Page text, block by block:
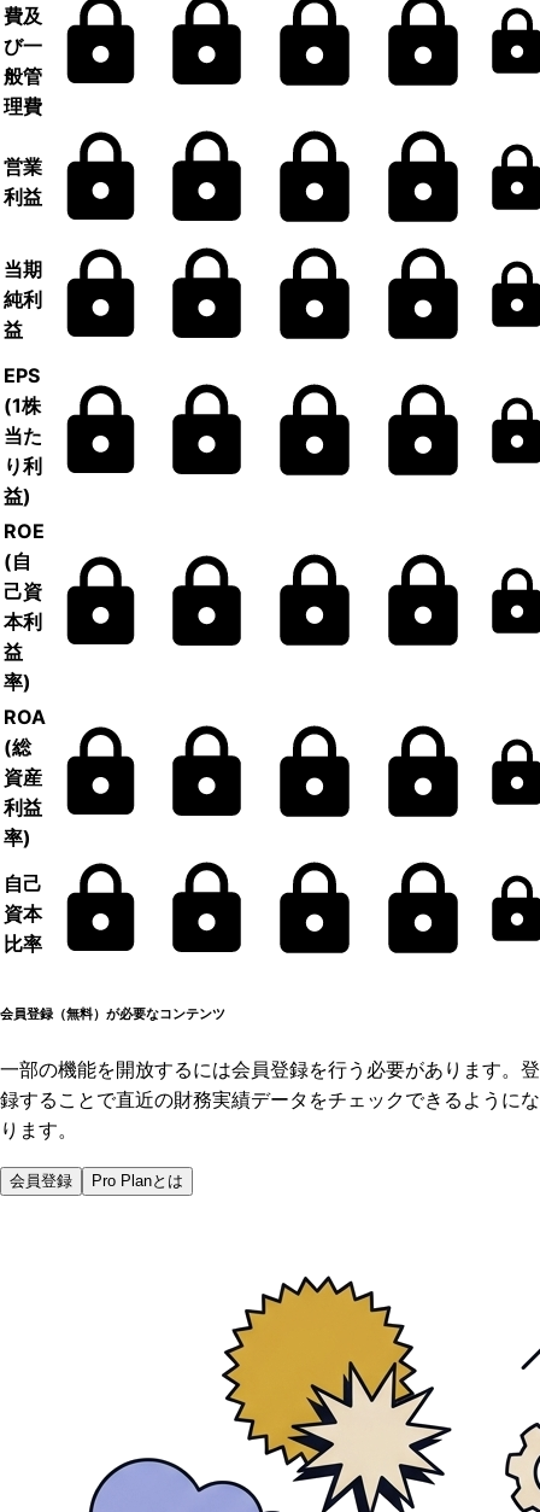
費及
び一
般管
理費
営業
利益
当期
純利
益
EPS
(1株
当た
り利
益)
ROE
(自
己資
本利
益
率)
ROA
(総
資産
利益
率)
自己
資本
比率
会員登録（無料）が必要なコンテンツ
一部の機能を開放するには会員登録を行う必要があります。登
録することで直近の財務実績データをチェックできるようにな
ります。
会員登録 Pro Planとは